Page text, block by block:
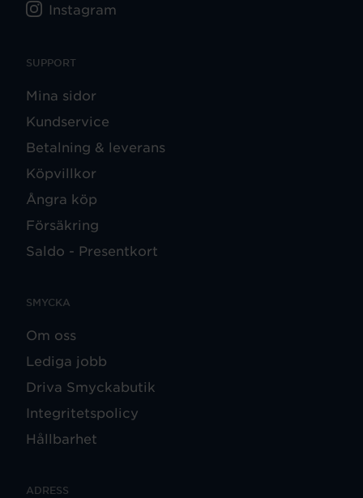
SUPPORT
Mina sidor
Kundservice
Betalning & leverans
Köpvillkor
Ångra köp
Försäkring
Saldo - Presentkort
SMYCKA
Om oss
Lediga jobb
Driva Smyckabutik
Integritetspolicy
Hållbarhet
ADRESS
Instagram